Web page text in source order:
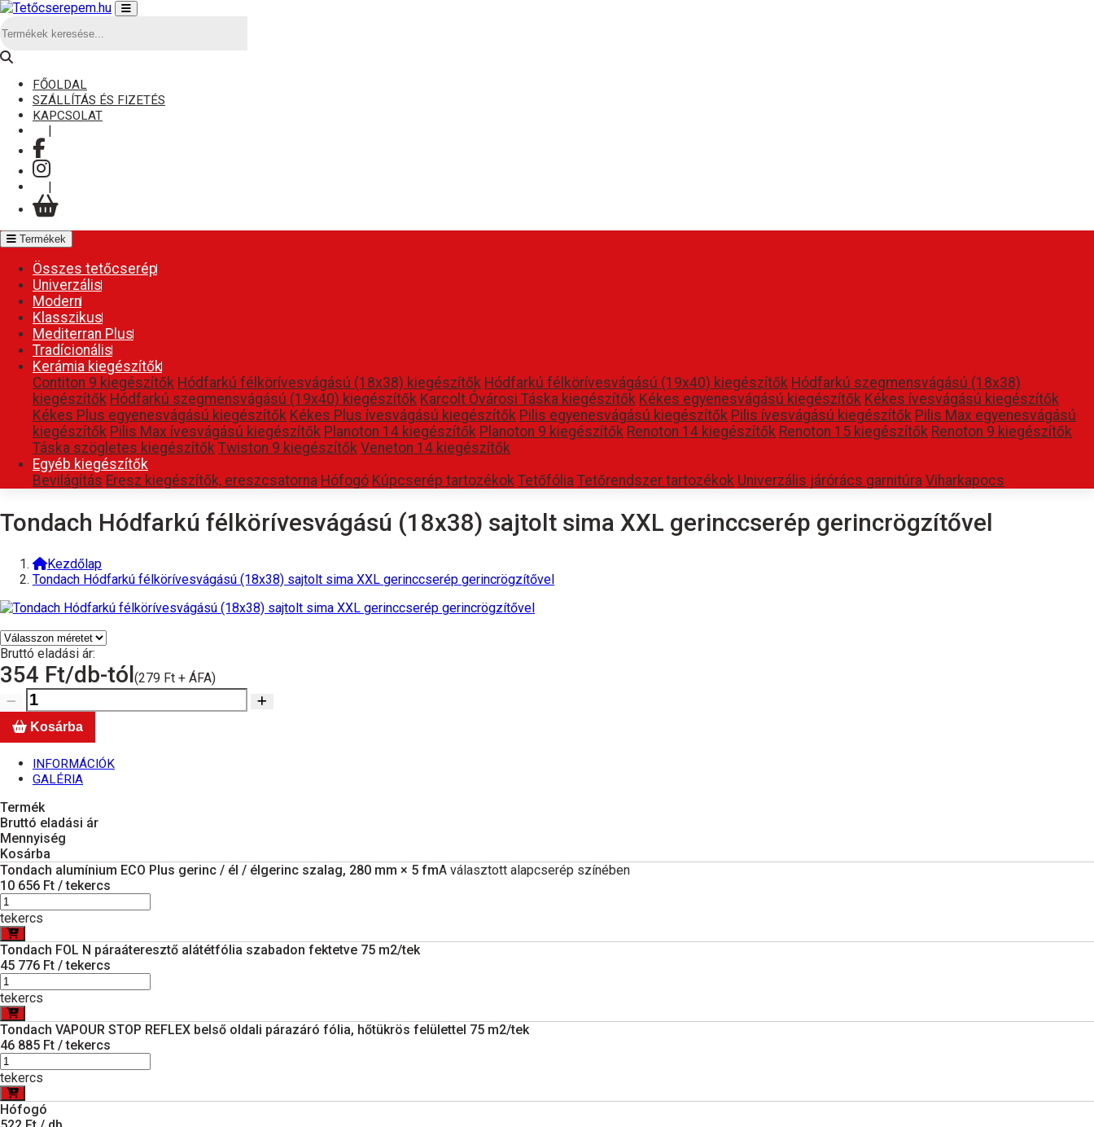
FŐOLDAL
SZÁLLÍTÁS ÉS FIZETÉS
KAPCSOLAT
|
|
Termékek
Összes tetőcserép
Univerzális
Modern
Klasszikus
Mediterran Plus
Tradícionális
Kerámia kiegészítők
Contiton 9 kiegészítők Hódfarkú félkörívesvágású (18x38) kiegészítők Hódfarkú félkörívesvágású (19x40) kiegészítők Hódfarkú szegmensvágású (18x38)
kiegészítők Hódfarkú szegmensvágású (19x40) kiegészítők Karcolt Óvárosi Táska kiegészítők Kékes egyenesvágású kiegészítők Kékes ívesvágású kiegészítők
Kékes Plus egyenesvágású kiegészítők Kékes Plus ívesvágású kiegészítők Pilis egyenesvágású kiegészítők Pilis ívesvágású kiegészítők Pilis Max egyenesvágású
kiegészítők Pilis Max ívesvágású kiegészítők Planoton 14 kiegészítők Planoton 9 kiegészítők Renoton 14 kiegészítők Renoton 15 kiegészítők Renoton 9 kiegészítők
Táska szögletes kiegészítők Twiston 9 kiegészítők Veneton 14 kiegészítők
Egyéb kiegészítők
Bevilágítás Eresz kiegészítők, ereszcsatorna Hófogó Kúpcserép tartozékok Tetőfólia Tetőrendszer tartozékok Univerzális járórács garnitúra Viharkapocs
Tondach Hódfarkú félkörívesvágású (18x38) sajtolt sima XXL gerinccserép gerincrögzítővel
Kezdőlap
Tondach Hódfarkú félkörívesvágású (18x38) sajtolt sima XXL gerinccserép gerincrögzítővel
Bruttó eladási ár:
354 Ft/db-tól (279 Ft + ÁFA)
Kosárba
INFORMÁCIÓK
GALÉRIA
Termék
Bruttó eladási ár
Mennyiség
Kosárba
Tondach alumínium ECO Plus gerinc / él / élgerinc szalag, 280 mm × 5 fmA választott alapcserép színében
10 656 Ft / tekercs
tekercs
Tondach FOL N páraáteresztő alátétfólia szabadon fektetve 75 m2/tek
45 776 Ft / tekercs
tekercs
Tondach VAPOUR STOP REFLEX belső oldali párazáró fólia, hőtükrös felülettel 75 m2/tek
46 885 Ft / tekercs
tekercs
Hófogó